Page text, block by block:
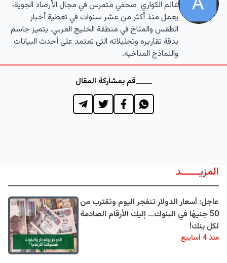
غانم الكواري صحفي متمرس في مجال الأرصاد الجوية،
يعمل منذ أكثر من عشر سنوات في تغطية أخبار
الطقس والمناخ في منطقة الخليج العربي. يتميز جاسم
بدقة تقاريره وتحليلاته التي تعتمد على أحدث البيانات
والنماذج المناخية.
قم بمشاركة المقال
المزيــــــد
عاجل: أسعار الدولار تنفجر اليوم وتقترب من
50 جنيهًا في البنوك... إليك الأرقام الصادمة
لكل بنك!
منذ 4 أسابيع